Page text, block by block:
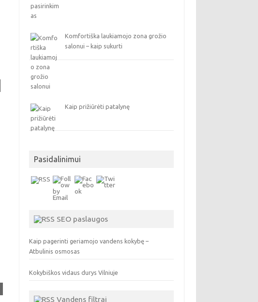
Komfortiška laukiamojo zona grožio
salonui – kaip sukurti
Kaip prižiūrėti patalynę
Pasidalinimui
SEO paslaugos
Kaip pagerinti geriamojo vandens kokybę –
Atbulinis osmosas
Kokybiškos vidaus durys Vilniuje
Vandens filtrai